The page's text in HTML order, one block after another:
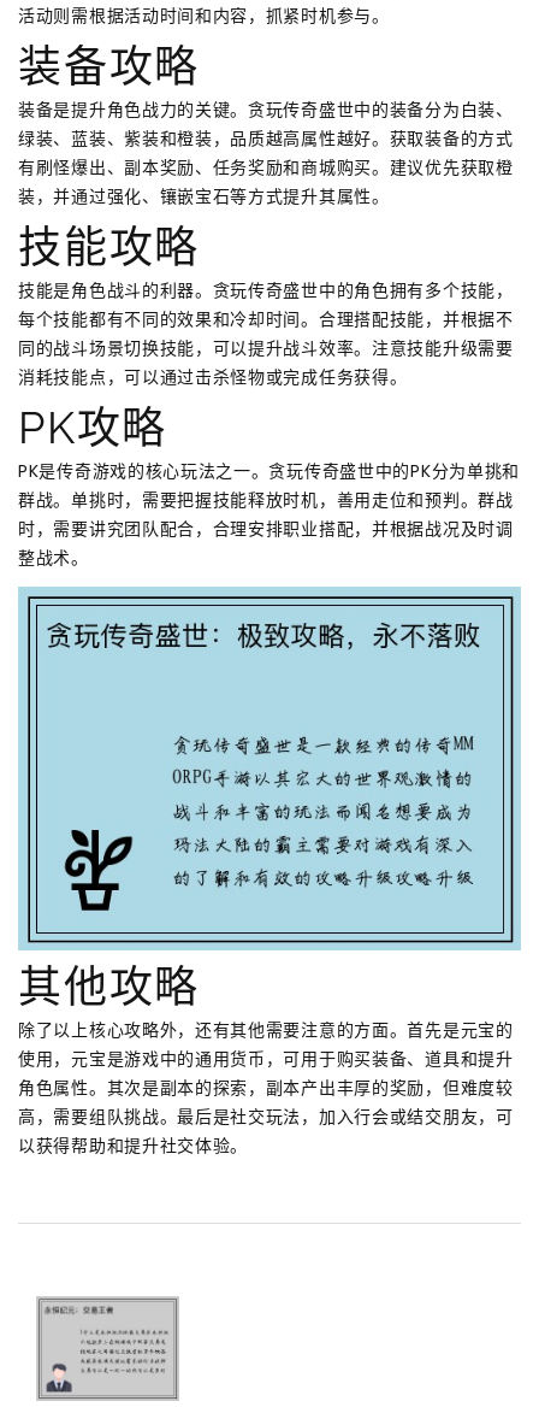
活动则需根据活动时间和内容，抓紧时机参与。
装备攻略
装备是提升角色战力的关键。贪玩传奇盛世中的装备分为白装、
绿装、蓝装、紫装和橙装，品质越高属性越好。获取装备的方式
有刷怪爆出、副本奖励、任务奖励和商城购买。建议优先获取橙
装，并通过强化、镶嵌宝石等方式提升其属性。
技能攻略
技能是角色战斗的利器。贪玩传奇盛世中的角色拥有多个技能，
每个技能都有不同的效果和冷却时间。合理搭配技能，并根据不
同的战斗场景切换技能，可以提升战斗效率。注意技能升级需要
消耗技能点，可以通过击杀怪物或完成任务获得。
PK攻略
PK是传奇游戏的核心玩法之一。贪玩传奇盛世中的PK分为单挑和
群战。单挑时，需要把握技能释放时机，善用走位和预判。群战
时，需要讲究团队配合，合理安排职业搭配，并根据战况及时调
整战术。
其他攻略
除了以上核心攻略外，还有其他需要注意的方面。首先是元宝的
使用，元宝是游戏中的通用货币，可用于购买装备、道具和提升
角色属性。其次是副本的探索，副本产出丰厚的奖励，但难度较
高，需要组队挑战。最后是社交玩法，加入行会或结交朋友，可
以获得帮助和提升社交体验。